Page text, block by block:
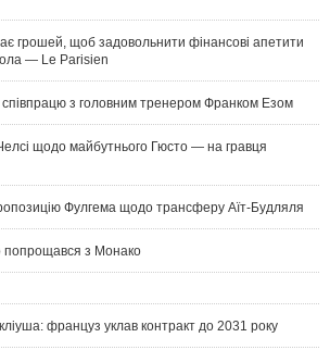
грошей, щоб задовольнити фінансові апетити
— Le Parisien
з головним тренером Франком Езом
щодо майбутнього Гюсто — на гравця
Фулгема щодо трансферу Аїт-Будляля
попрощався з Монако
француз уклав контракт до 2031 року